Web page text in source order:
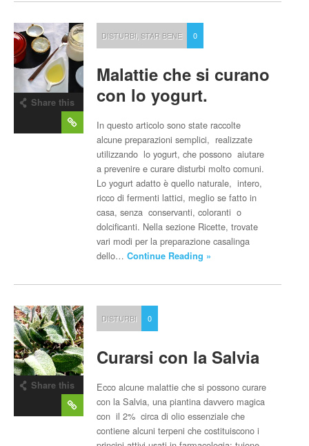
Share this
DISTURBI STAR BENE 0
Malattie che si curano
con lo yogurt.
In questo articolo sono state raccolte
alcune preparazioni semplici, realizzate
utilizzando lo yogurt, che possono aiutare
a prevenire e curare disturbi molto comuni.
Lo yogurt adatto è quello naturale, intero,
ricco di fermenti lattici, meglio se fatto in
casa, senza conservanti, coloranti o
dolcificanti. Nella sezione Ricette, trovate
vari modi per la preparazione casalinga
dello…Continue Reading »
Share this
DISTURBI 0
Curarsi con la Salvia
Ecco alcune malattie che si possono curare
con la Salvia, una piantina davvero magica
con il 2% circa di olio essenziale che
contiene alcuni terpeni che costituiscono i